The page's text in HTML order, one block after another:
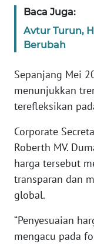
Baca Juga:
Avtur Turun,
Berubah
Sepanjang Mei
menunjukkan
terefleksikan
Corporate
Roberth MV.
harga tersebut
transparan dan
global.
“Penyesuaian
mengacu pada
WN
JAMBI
WN
SULTRA
NTB
WN
SULTENG
SULBAR